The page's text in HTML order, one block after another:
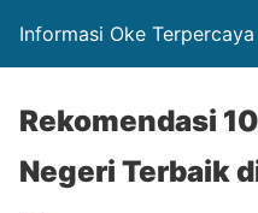
Informasi Oke
Rekomendasi
Negeri Terbaik